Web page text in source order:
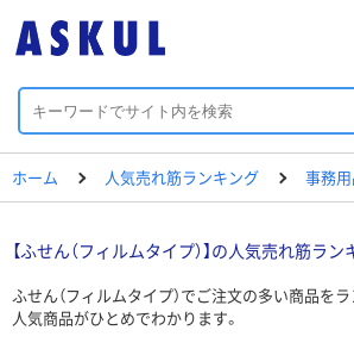
ホーム 人気売れ筋ランキング 事務
【ふせん（フィルムタイプ）】の人気売れ筋ラン
ふせん（フィルムタイプ）でご注文の多い商品を
人気商品がひとめでわかります。